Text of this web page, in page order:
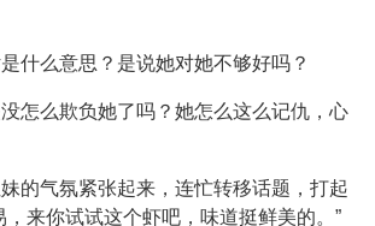
什么意思？是说她对她不够好吗？
怎么欺负她了吗？她怎么这么记仇，心
的气氛紧张起来，连忙转移话题，打起
，来你试试这个虾吧，味道挺鲜美的。”